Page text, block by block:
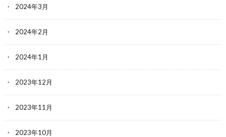
2024年3月
2024年2月
2024年1月
2023年12月
2023年11月
2023年10月